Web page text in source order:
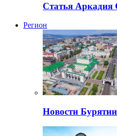
Статья Аркадия
Регион
Новости